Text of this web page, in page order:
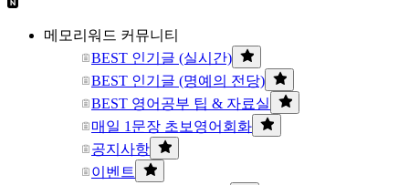
메모리워드 커뮤니티
BEST 인기글 (실시간)
BEST 인기글 (명예의 전당)
BEST 영어공부 팁 & 자료실
매일 1문장 초보영어회화
공지사항
이벤트